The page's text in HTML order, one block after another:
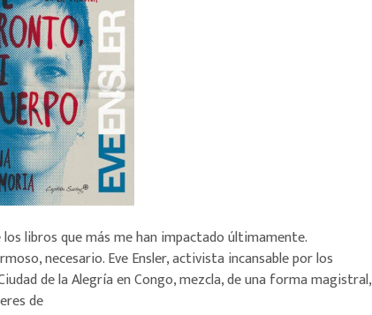
los libros que más me han impactado últimamente.
necesario. Eve Ensler, activista incansable por los
de la Alegría en Congo, mezcla, de una forma magistral,
de